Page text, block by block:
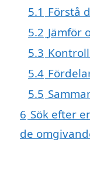
5.1 Förstå
5.2 Jämför
5.3
5.4
5.5
6 Sök efter
de